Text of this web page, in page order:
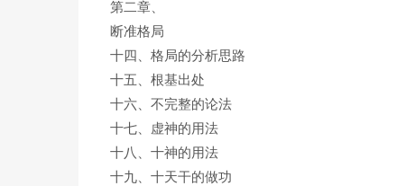
第二章、
断准格局
十四、格局的分析思路
十五、根基出处
十六、不完整的论法
十七、虚神的用法
十八、十神的用法
十九、十天干的做功